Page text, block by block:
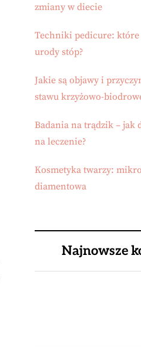
zmiany w diecie
Techniki pedicure:
urody stóp?
Jakie są objawy i
stawu krzyżowo-
Badania na trądzik – jak
na leczenie?
Kosmetyka twarzy:
diamentowa
Najnowsze